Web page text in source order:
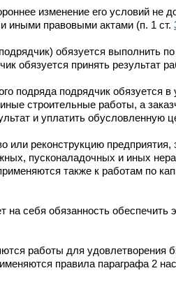
изменение его условий не
иными правовыми актами (п. 1 ст.
обязуется выполнить
обязуется принять результат
подряда подрядчик обязуется
строительные работы, а
и уплатить обусловленную
или реконструкцию
пусконаладочных и иных
также к работам по
себя обязанность обеспечить
работы для удовлетворения
правила параграфа 2